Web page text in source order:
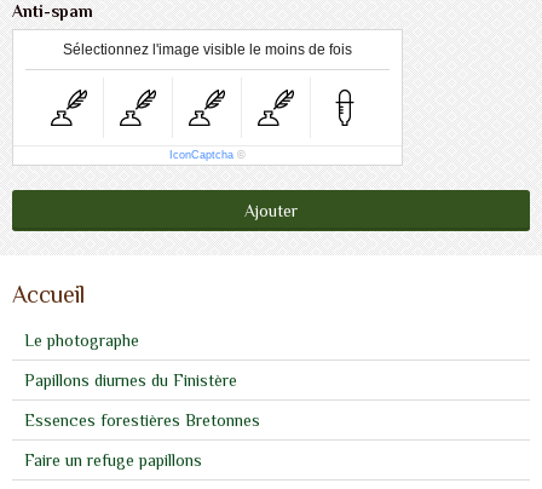
Anti-spam
Sélectionnez l'image visible le moins de fois
IconCaptcha ©
Ajouter
Accueil
Le photographe
Papillons diurnes du Finistère
Essences forestières Bretonnes
Faire un refuge papillons